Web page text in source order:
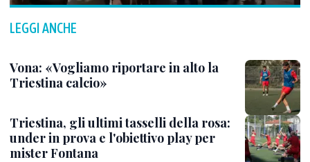
LEGGI ANCHE
Vona: «Vogliamo riportare in alto la
Triestina calcio»
Triestina, gli ultimi tasselli della rosa:
under in prova e l'obiettivo play per
mister Fontana